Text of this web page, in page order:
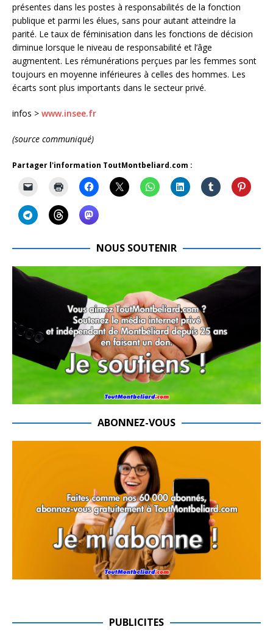
présentes dans les postes à responsabilités de la fonction
publique et parmi les élues, sans pour autant atteindre la
parité. Le taux de féminisation dans les fonctions de décision
diminue lorsque le niveau de responsabilité et l’âge
augmentent. Les rémunérations perçues par les femmes sont
toujours en moyenne inférieures à celles des hommes. Les
écarts sont plus importants dans le secteur privé.
infos > www.insee.fr
(source communiqué)
Partager l'information ToutMontbeliard.com :
NOUS SOUTENIR
ABONNEZ-VOUS
PUBLICITES